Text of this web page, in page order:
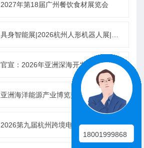
2027年第18届广州餐饮食材展览会
具身智能展|2026杭州人形机器人展|仿生机器人展5月启幕
官宣：2026年亚洲深海开发与海底作业装备博览交易会
亚洲海洋能源产业博览交易会2026年12月18日举办
2026第九届杭州跨境电商生态展10月25日启幕
18001999868